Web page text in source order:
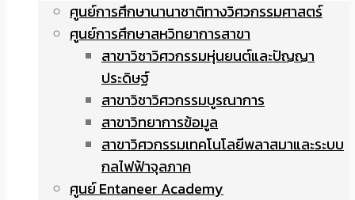
ศูนย์การศึกษานานาชาติทางวิศวกรรมศาสตร์
ศูนย์การศึกษาสหวิทยาการสาขา
สาขาวิชาวิศวกรรมหุ่นยนต์และปัญญา
ประดิษฐ์
สาขาวิชาวิศวกรรมบูรณาการ
สาขาวิทยาการข้อมูล
สาขาวิศวกรรมเทคโนโลยีพลาสมาและระบบ
กลไฟฟ้าจุลภาค
ศูนย์ Entaneer Academy